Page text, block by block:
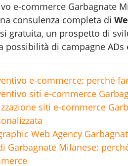
e-commerce Garbagnate
consulenza completa di
gratuita, un prospetto di
possibilità di campagne
e-commerce: perché
siti e-commerce
siti e-commerce
Web Agency
Garbagnate Milanese: